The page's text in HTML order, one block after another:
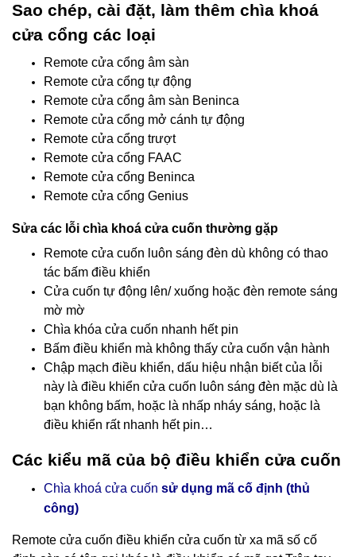
Sao chép, cài đặt, làm thêm chìa khoá
cửa cổng các loại
Remote cửa cổng âm sàn
Remote cửa cổng tự động
Remote cửa cổng âm sàn Beninca
Remote cửa cổng mở cánh tự động
Remote cửa cổng trượt
Remote cửa cổng FAAC
Remote cửa cổng Beninca
Remote cửa cổng Genius
Sửa các lỗi chìa khoá cửa cuốn thường gặp
Remote cửa cuốn luôn sáng đèn dù không có thao
tác bấm điều khiển
Cửa cuốn tự động lên/ xuống hoặc đèn remote sáng
mờ mờ
Chìa khóa cửa cuốn nhanh hết pin
Bấm điều khiển mà không thấy cửa cuốn vận hành
Chập mạch điều khiển, dấu hiệu nhận biết của lỗi
này là điều khiển cửa cuốn luôn sáng đèn mặc dù là
bạn không bấm, hoặc là nhấp nháy sáng, hoặc là
điều khiển rất nhanh hết pin…
Các kiểu mã của bộ điều khiển cửa cuốn
Chìa khoá cửa cuốn sử dụng mã cố định (thủ
công)
Remote cửa cuốn điều khiển cửa cuốn từ xa mã số cố